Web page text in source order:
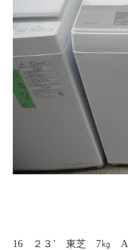
16 ２３’ 東芝 7㎏ A